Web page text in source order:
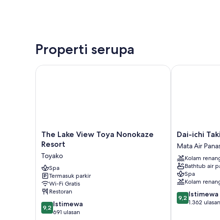
Properti serupa
The
Lake
Toya
Nonokaze
Resort
Toyako
The Lake View Toya Nonokaze
Resort
Toyako
Spa
Termasuk parkir
Wi-Fi Gratis
Restoran
9.2
dari
9,2 Istimewa
691 ulasan
The Lake View Toya Nonokaze Resort
Dai-
ichi
Takimotokan
Mata
Air
Panas
Noboribetsu
Dai-ichi
Mata Air
Kolam
Bathtub air
Spa
Kolam
9.2
dari
9,2 Istimewa
1.362 ulasan
Dai-ichi